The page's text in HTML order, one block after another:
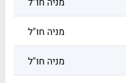
מניה חו"ל
מניה חו"ל